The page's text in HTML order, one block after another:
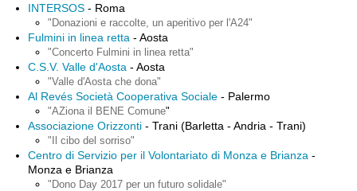
INTERSOS - Roma
"Donazioni e raccolte, un aperitivo per l'A24"
Fulmini in linea retta - Aosta
"Concerto Fulmini in linea retta"
C.S.V. Valle d'Aosta - Aosta
"Valle d'Aosta che dona"
Al Revés Società Cooperativa Sociale - Palermo
"AZiona il BENE Comune"
Associazione Orizzonti - Trani (Barletta - Andria - Trani)
"Il cibo del sorriso"
Centro di Servizio per il Volontariato di Monza e Brianza -
Monza e Brianza
"Dono Day 2017 per un futuro solidale"